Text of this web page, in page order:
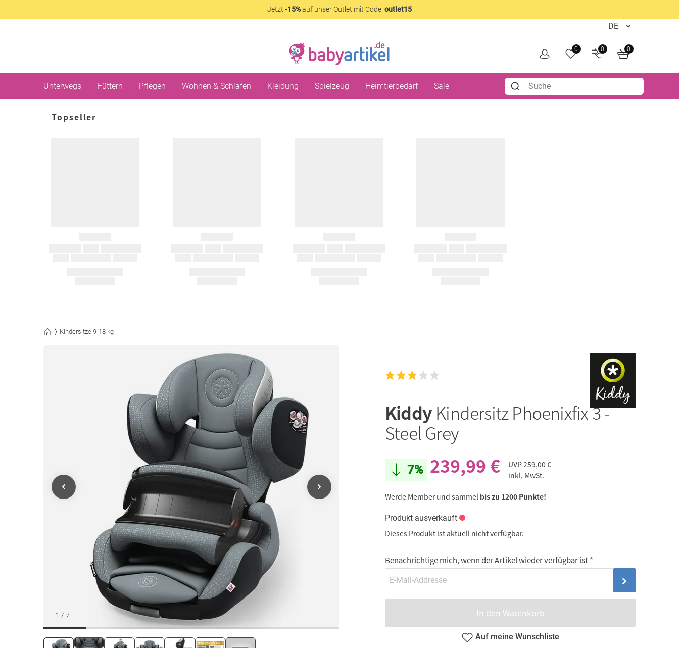
Jetzt -15%auf unser Outlet mit Code: outlet15
0 0 0
Unterwegs Füttern Pflegen Wohnen & Schlafen Kleidung Spielzeug Heimtierbedarf Sale
Topseller
Kindersitze 9-18 kg
1 / 7
Kiddy Kindersitz Phoenixfix 3 -
Steel Grey
7% 239,99 € UVP259,00 €
inkl. MwSt.
Werde Member und sammel bis zu 1200 Punkte!
Produkt ausverkauft
Dieses Produkt ist aktuell nicht verfügbar.
Benachrichtige mich, wenn der Artikel wieder verfügbar ist
In den Warenkorb
Auf meine Wunschliste